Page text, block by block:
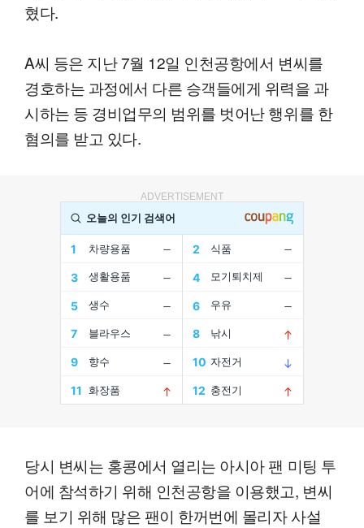
혔다.
A씨 등은 지난 7월 12일 인천공항에서 변씨를
경호하는 과정에서 다른 승객들에게 위력을 과
시하는 등 경비업무의 범위를 벗어난 행위를 한
혐의를 받고 있다.
ADVERTISEMENT
당시 변씨는 홍콩에서 열리는 아시아 팬 미팅 투
어에 참석하기 위해 인천공항을 이용했고, 변씨
를 보기 위해 많은 팬이 한꺼번에 몰리자 사설